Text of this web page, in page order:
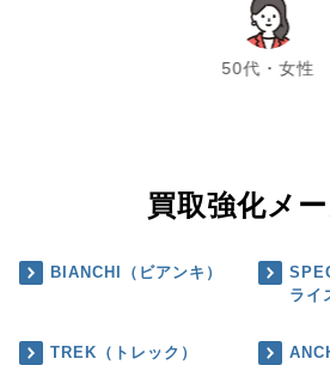
50代・女性
chevron_left chevron_right
買取強化メ
BIANCHI（ビアンキ）
ライ
TREK（トレック）